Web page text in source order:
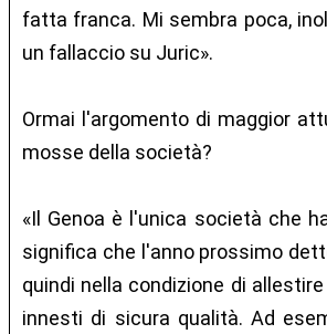
fatta franca. Mi sembra poca,
un fallaccio su Juric».
Ormai l'argomento di maggior
mosse della società?
«Il Genoa è l'unica società che
significa che l'anno prossimo
quindi nella condizione di
innesti di sicura qualità. Ad